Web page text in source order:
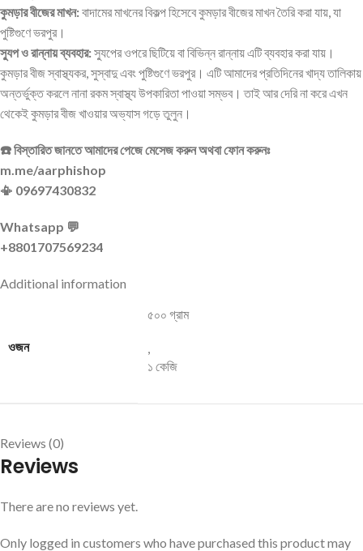
কুমড়ার বীজের মাখন:বাদামের মাখনের বিকল্প হিসেবে কুমড়ার বীজের মাখন তৈরি করা যায়, যা
পুষ্টিগুণে ভরপুর।
স্যুপ ও রান্নায় ব্যবহার:স্যুপের ওপরে ছিটিয়ে বা বিভিন্ন রান্নায় এটি ব্যবহার করা যায়।
কুমড়ার বীজ স্বাস্থ্যকর, সুস্বাদু এবং পুষ্টিগুণে ভরপুর। এটি আমাদের প্রতিদিনের খাদ্য তালিকায়
অন্তর্ভুক্ত করলে নানা রকম স্বাস্থ্য উপকারিতা পাওয়া সম্ভব। তাই আর দেরি না করে এখন
থেকেই কুমড়ার বীজ খাওয়ার অভ্যাস গড়ে তুলুন।
☎️ বিস্তারিত জানতে আমাদের পেজে মেসেজ করুন অথবা ফোন করুনঃ
m.me/aarphishop
📳 09697430832
Whatsapp 💬
+8801707569234
Additional information
ওজন
৫০০ গ্রাম
,
১ কেজি
Reviews (0)
Reviews
There are no reviews yet.
Only logged in customers who have purchased this product may